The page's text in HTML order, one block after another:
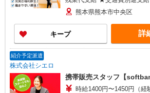
+゜・。○。・゜+゜・。○。
万円支給(規定有) お友達を紹介頂くと, インセンテ
ィブ支給(規定有) ★月2回払い・週払い可能（規程
有）★ ゜・。○。・゜+゜・。
熊本県熊本市中央区
キープ 詳
紹介予定派遣
株式会社シエロ
携帯販売スタッフ【
時給1400円〜1450円（